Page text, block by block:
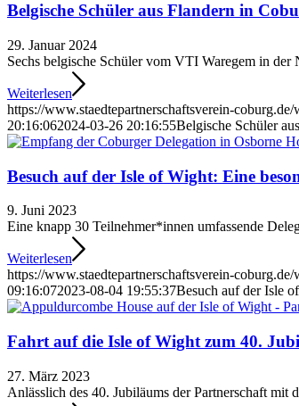
Belgische Schüler aus Flandern in
29. Januar 2024
Sechs belgische Schüler vom VTI Waregem in
Weiterlesen
https://www.staedtepartnerschaftsverein-
20:16:062024-03-26 20:16:55Belgische Schüler
Besuch auf der Isle of Wight: Eine
9. Juni 2023
Eine knapp 30 Teilnehmer*innen umfassende
Weiterlesen
https://www.staedtepartnerschaftsverein-
09:16:072023-08-04 19:55:37Besuch auf der Isle
Fahrt auf die Isle of Wight zum 40.
27. März 2023
Anlässlich des 40. Jubiläums der Partnerschaft mit